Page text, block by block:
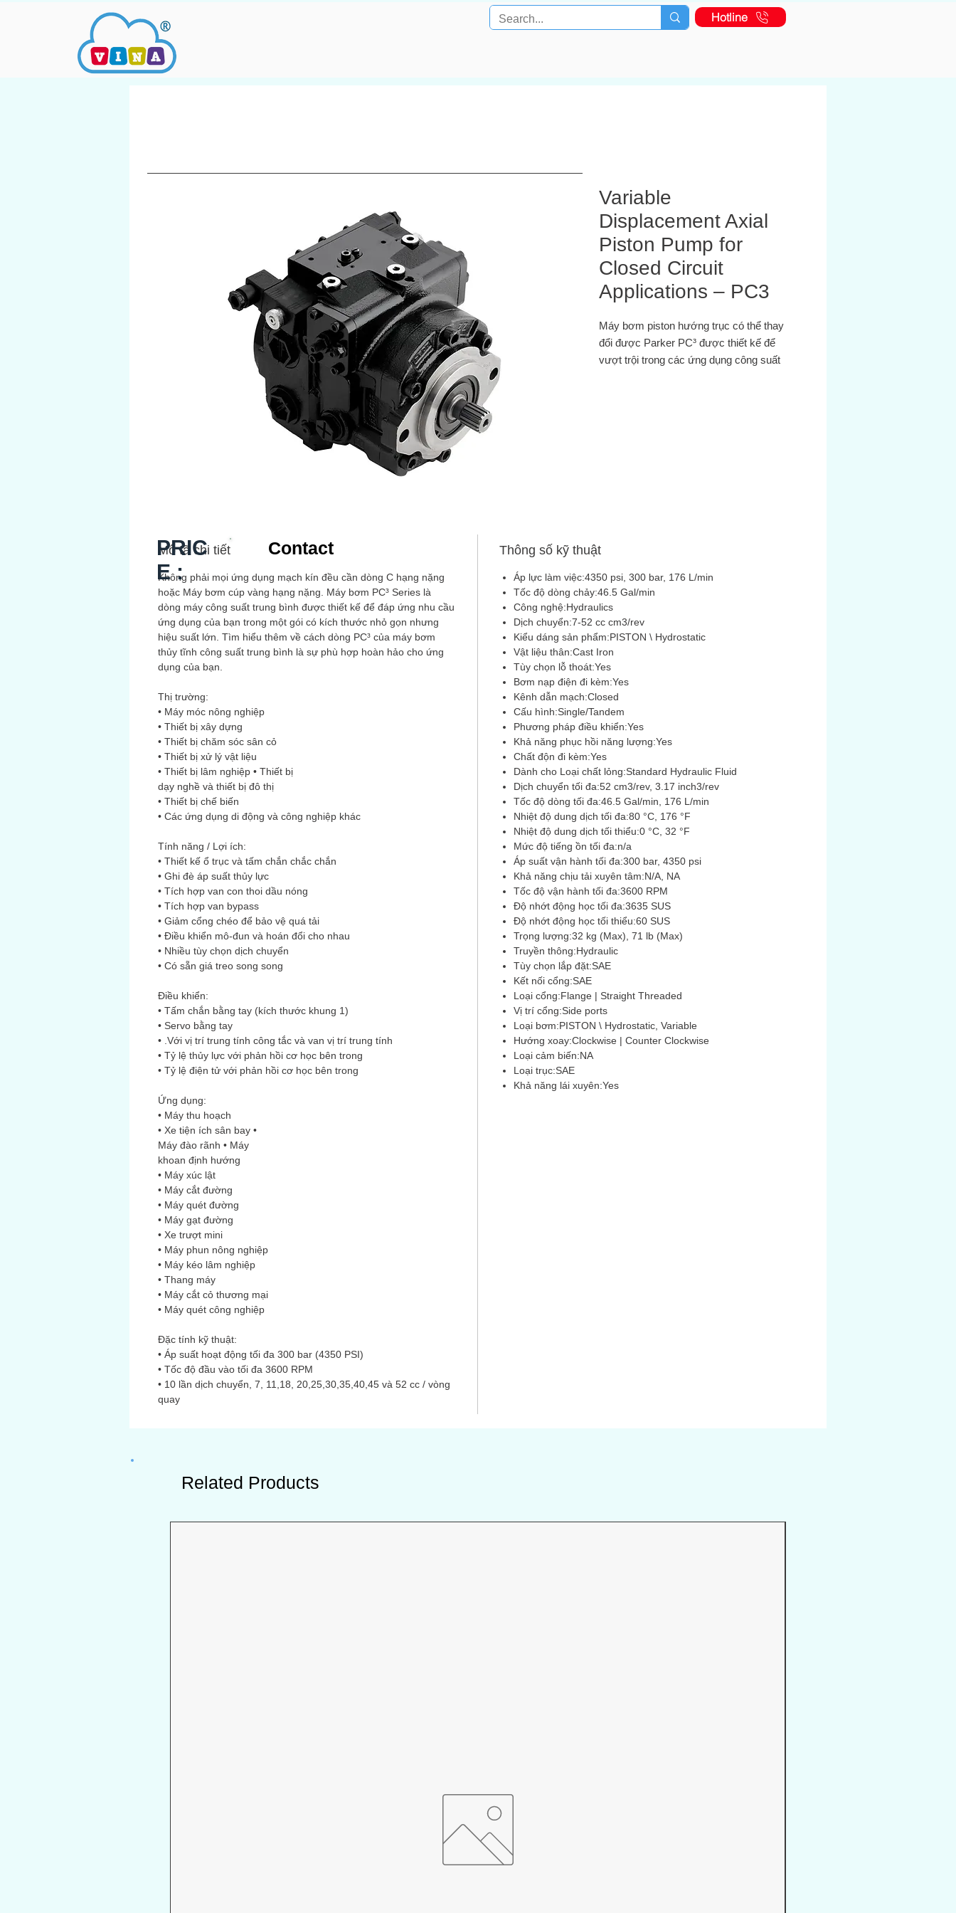
Hotline
Variable
Displacement Axial
Piston Pump for
Closed Circuit
Applications – PC3
Máy bơm piston hướng trục có thể thay
đổi được Parker PC³ được thiết kế để
vượt trội trong các ứng dụng công suất
Mô tã chi tiết
Không phải mọi ứng dụng mạch kín đều cần dòng C hạng nặng
hoặc Máy bơm cúp vàng hạng nặng. Máy bơm PC³ Series là
dòng máy công suất trung bình được thiết kế để đáp ứng nhu cầu
ứng dụng của bạn trong một gói có kích thước nhỏ gọn nhưng
hiệu suất lớn. Tìm hiểu thêm về cách dòng PC³ của máy bơm
thủy tĩnh công suất trung bình là sự phù hợp hoàn hảo cho ứng
dụng của bạn.
Thị trường:
• Máy móc nông nghiệp
• Thiết bị xây dựng
• Thiết bị chăm sóc sân cỏ
• Thiết bị xử lý vật liệu
• Thiết bị lâm nghiệp • Thiết bị
dạy nghề và thiết bị đô thị
• Thiết bị chế biến
• Các ứng dụng di động và công nghiệp khác
Tính năng / Lợi ích:
• Thiết kế ổ trục và tấm chắn chắc chắn
• Ghi đè áp suất thủy lực
• Tích hợp van con thoi dầu nóng
• Tích hợp van bypass
• Giảm cổng chéo để bảo vệ quá tải
• Điều khiển mô-đun và hoán đổi cho nhau
• Nhiều tùy chọn dịch chuyển
• Có sẵn giá treo song song
Điều khiển:
• Tấm chắn bằng tay (kích thước khung 1)
• Servo bằng tay
• .Với vị trí trung tính công tắc và van vị trí trung tính
• Tỷ lệ thủy lực với phản hồi cơ học bên trong
• Tỷ lệ điện tử với phản hồi cơ học bên trong
Ứng dụng:
• Máy thu hoạch
• Xe tiện ích sân bay •
Máy đào rãnh • Máy
khoan định hướng
• Máy xúc lật
• Máy cắt đường
• Máy quét đường
• Máy gạt đường
• Xe trượt mini
• Máy phun nông nghiệp
• Máy kéo lâm nghiệp
• Thang máy
• Máy cắt cỏ thương mại
• Máy quét công nghiệp
Đặc tính kỹ thuật:
• Áp suất hoạt động tối đa 300 bar (4350 PSI)
• Tốc độ đầu vào tối đa 3600 RPM
• 10 lần dịch chuyển, 7, 11,18, 20,25,30,35,40,45 và 52 cc / vòng
quay
Thông số kỹ thuật
Áp lực làm việc:4350 psi, 300 bar, 176 L/min
Tốc độ dòng chảy:46.5 Gal/min
Công nghệ:Hydraulics
Dịch chuyển:7-52 cc cm3/rev
Kiểu dáng sản phẩm:PISTON \ Hydrostatic
Vật liệu thân:Cast Iron
Tùy chọn lỗ thoát:Yes
Bơm nạp điện đi kèm:Yes
Kênh dẫn mạch:Closed
Cấu hình:Single/Tandem
Phương pháp điều khiển:Yes
Khả năng phục hồi năng lượng:Yes
Chất độn đi kèm:Yes
Dành cho Loại chất lỏng:Standard Hydraulic Fluid
Dịch chuyển tối đa:52 cm3/rev, 3.17 inch3/rev
Tốc độ dòng tối đa:46.5 Gal/min, 176 L/min
Nhiệt độ dung dịch tối đa:80 °C, 176 °F
Nhiệt độ dung dịch tối thiểu:0 °C, 32 °F
Mức độ tiếng ồn tối đa:n/a
Áp suất vận hành tối đa:300 bar, 4350 psi
Khả năng chịu tải xuyên tâm:N/A, NA
Tốc độ vận hành tối đa:3600 RPM
Độ nhớt động học tối đa:3635 SUS
Độ nhớt động học tối thiểu:60 SUS
Trọng lượng:32 kg (Max), 71 lb (Max)
Truyền thông:Hydraulic
Tùy chọn lắp đặt:SAE
Kết nối cổng:SAE
Loại cổng:Flange | Straight Threaded
Vị trí cổng:Side ports
Loại bơm:PISTON \ Hydrostatic, Variable
Hướng xoay:Clockwise | Counter Clockwise
Loại cảm biến:NA
Loại trục:SAE
Khả năng lái xuyên:Yes
Contact
PRIC
E :
Related Products